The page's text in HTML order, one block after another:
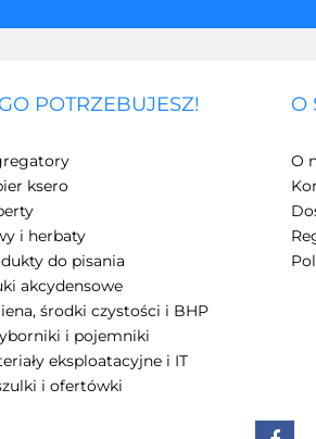
POTRZEBUJESZ!
ksero
i herbaty
do pisania
akcydensowe
środki czystości i BHP
i pojemniki
eksploatacyjne i IT
i ofertówki
O
O